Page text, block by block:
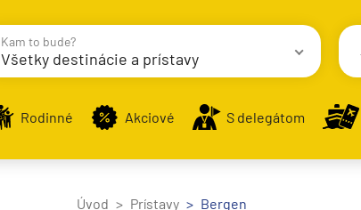
Kam to bude?
Všetky destinácie a prístavy
Destinácie Prístavy
Zobraziť iba prístavy nalodenia
Rodinné Akciové S delegátom
Úvod Prístavy Bergen